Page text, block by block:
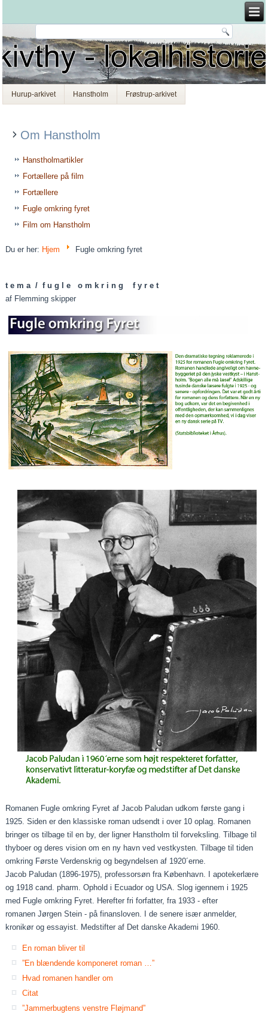
Hurup-arkivet Hanstholm Frøstrup-arkivet
Om Hanstholm
Hanstholmartikler
Fortællere på film
Fortællere
Fugle omkring fyret
Film om Hanstholm
Du er her: Hjem Fugle omkring fyret
t e m a / f u g l e o m k r i n g f y r e t
af Flemming skipper
Romanen Fugle omkring Fyret af Jacob Paludan udkom første gang i
1925. Siden er den klassiske roman udsendt i over 10 oplag. Romanen
bringer os tilbage til en by, der ligner Hanstholm til forveksling. Tilbage til
thyboer og deres vision om en ny havn ved vestkysten. Tilbage til tiden
omkring Første Verdenskrig og begyndelsen af 1920´erne.
Jacob Paludan (1896-1975), professorsøn fra København. I apotekerlære
og 1918 cand. pharm. Ophold i Ecuador og USA. Slog igennem i 1925
med Fugle omkring Fyret. Herefter fri forfatter, fra 1933 - efter
romanen Jørgen Stein - på finansloven. I de senere især anmelder,
kronikør og essayist. Medstifter af Det danske Akademi 1960.
En roman bliver til
”En blændende komponeret roman …”
Hvad romanen handler om
Citat
”Jammerbugtens venstre Fløjmand”